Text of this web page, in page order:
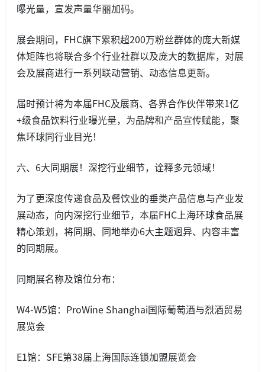
曝光量，宣发声量华丽加码。
展会期间，FHC旗下累积超200万粉丝群体的庞大新媒
体矩阵也将联合多个行业社群以及庞大的数据库，对展
会及展商进行一系列联动营销、动态信息更新。
届时预计将为本届FHC及展商、各界合作伙伴带来1亿
+级食品饮料行业曝光量，为品牌和产品宣传赋能，聚
焦环球同行业目光！
六、6大同期展！深挖行业细节，诠释多元领域！
为了更深度传递食品及餐饮业的垂类产品信息与产业发
展动态，向内深挖行业细节，本届FHC上海环球食品展
精心策划，将同期、同地举办6大主题迥异、内容丰富
的同期展。
同期展名称及馆位分布：
W4-W5馆：ProWine Shanghai国际葡萄酒与烈酒贸易
展览会
E1馆：SFE第38届上海国际连锁加盟展览会